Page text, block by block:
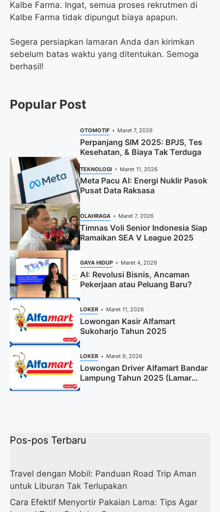
Kalbe Farma. Ingat, semua proses rekrutmen di
Kalbe Farma tidak dipungut biaya apapun.
Segera persiapkan lamaran Anda dan kirimkan
sebelum batas waktu yang ditentukan. Semoga
berhasil!
Popular Post
OTOMOTIF Maret 7, 2026
Perpanjang SIM 2025: BPJS, Tes
Kesehatan, & Biaya Tak Terduga
TEKNOLOGI Maret 11, 2026
Meta Pacu AI: Energi Nuklir Pasok
Pusat Data Raksasa
OLAHRAGA Maret 7, 2026
Timnas Voli Senior Indonesia Siap
Ramaikan SEA V League 2025
GAYA HIDUP Maret 4, 2026
AI: Revolusi Bisnis, Ancaman
Pekerjaan atau Peluang Baru?
LOKER Maret 11, 2026
Lowongan Kasir Alfamart
Sukoharjo Tahun 2025
LOKER Maret 9, 2026
Lowongan Driver Alfamart Bandar
Lampung Tahun 2025 (Lamar
Sekarang)
Pos-pos Terbaru
Travel dengan Mobil: Panduan Road Trip Aman
untuk Liburan Tak Terlupakan
Cara Efektif Menyortir Pakaian Lama: Tips Agar